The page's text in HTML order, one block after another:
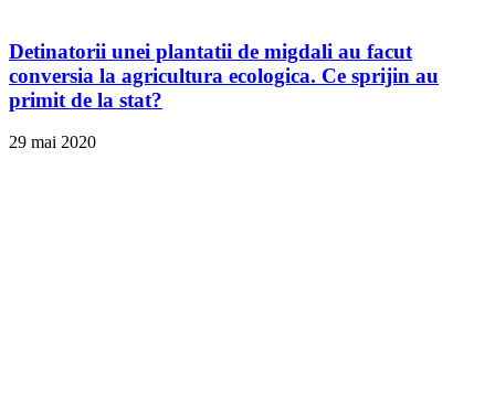
Detinatorii unei plantatii de migdali au facut
conversia la agricultura ecologica. Ce sprijin au
primit de la stat?
29 mai 2020